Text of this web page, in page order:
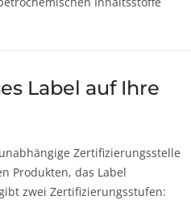
Label auf Ihre
Zertifizierungsstelle
Produkten, das Label
zwei Zertifizierungsstufen: